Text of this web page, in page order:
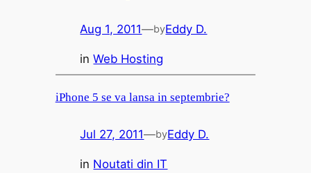
Aug 1, 2011—byEddy D.
inWeb Hosting
iPhone 5 se va lansa in septembrie?
Jul 27, 2011—byEddy D.
in Noutati din IT